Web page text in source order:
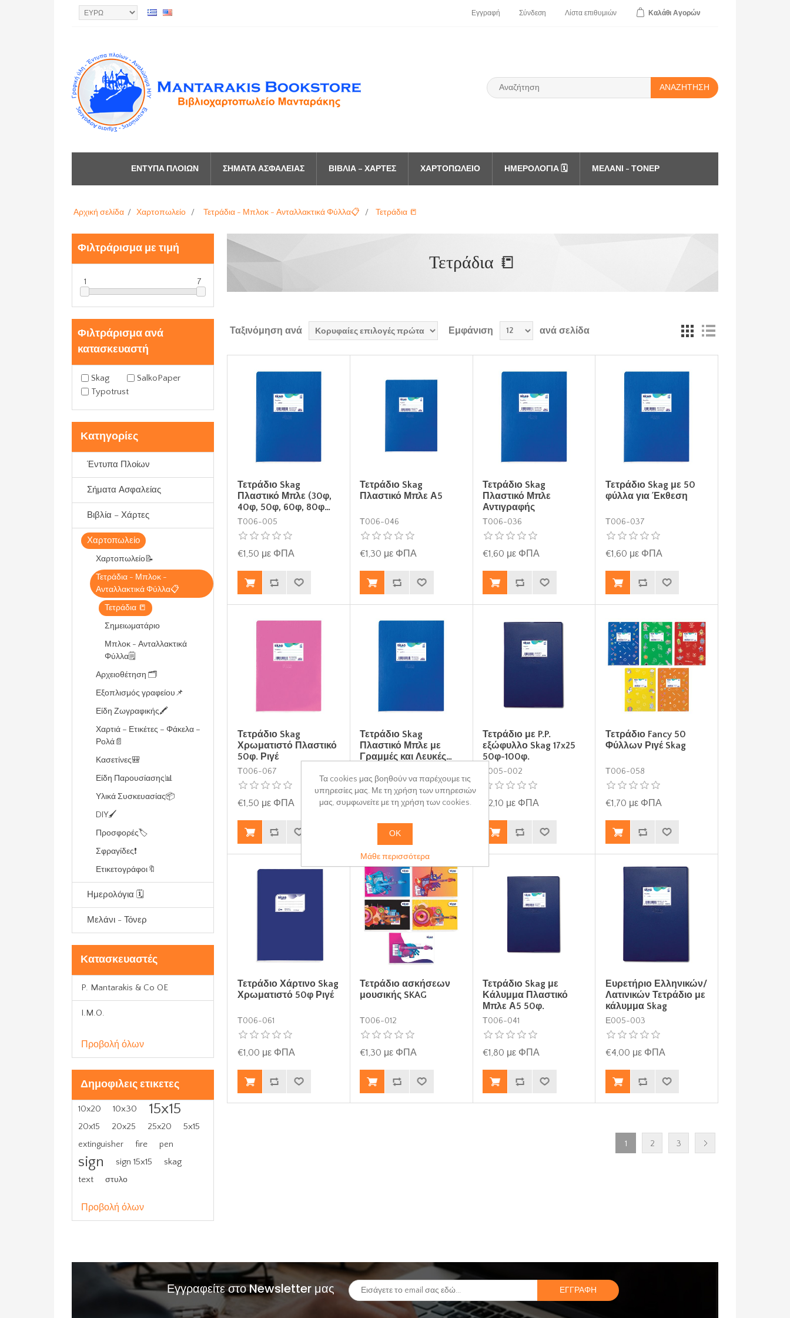
Εγγραφή Σύνδεση Λίστα επιθυμιών Καλάθι Αγορών
ΑΝΑΖΉΤΗΣΗ
ΈΝΤΥΠΑ ΠΛΟΊΩΝ ΣΉΜΑΤΑ ΑΣΦΑΛΕΊΑΣ ΒΙΒΛΊΑ – ΧΆΡΤΕΣ ΧΑΡΤΟΠΩΛΕΊΟ ΗΜΕΡΟΛΌΓΙΑ 🗓️ ΜΕΛΆΝΙ - ΤΌΝΕΡ
Αρχική σελίδα / Χαρτοπωλείο / Τετράδια - Μπλοκ - Ανταλλακτικά Φύλλα📋 / Τετράδια 📒
Φιλτράρισμα με τιμή
1 7
Φιλτράρισμα ανά
κατασκευαστή
Skag
SalkoPaper
Typotrust
Κατηγορίες
Έντυπα Πλοίων
Σήματα Ασφαλείας
Βιβλία – Χάρτες
Χαρτοπωλείο
Χαρτοπωλείο📝
Τετράδια - Μπλοκ -
Ανταλλακτικά Φύλλα📋
Τετράδια 📒
Σημειωματάριο
Μπλοκ - Ανταλλακτικά
Φύλλα🗒️
Αρχειοθέτηση 🗂️
Εξοπλισμός γραφείου📌
Είδη Ζωγραφικής🖍️
Χαρτιά – Ετικέτες – Φάκελα –
Ρολά📄
Κασετίνες🎒
Είδη Παρουσίασης📊
Υλικά Συσκευασίας📦
DIY🖌️
Προσφορές🏷️
Σφραγίδες❗
Ετικετογράφοι🔖
Ημερολόγια 🗓️
Μελάνι - Τόνερ
Κατασκευαστές
P. Mantarakis & Co OE
I.M.O.
Προβολή όλων
Δημοφιλεις ετικετες
10x20 10x30 15x15
20x15 20x25 25x20 5x15
extinguisher fire pen
sign sign 15x15
skag
text
στυλο
Προβολή όλων
Τετράδια 📒
Ταξινόμηση ανά Εμφάνιση ανά σελίδα
Τετράδιο Skag
Πλαστικό Μπλε (30φ,
40φ, 50φ, 60φ, 80φ…
Τ006-005
€1,50 με ΦΠΑ
Τετράδιο Skag
Πλαστικό Μπλε Α5
Τ006-046
€1,30 με ΦΠΑ
Τετράδιο Skag
Πλαστικό Μπλε
Αντιγραφής
Τ006-036
€1,60 με ΦΠΑ
Τετράδιο Skag με 50
φύλλα για Έκθεση
Τ006-037
€1,60 με ΦΠΑ
Τετράδιο Skag
Χρωματιστό Πλαστικό
50φ. Ριγέ
Τ006-067
€1,50 με ΦΠΑ
Τετράδιο Skag
Πλαστικό Μπλε με
Γραμμές και Λευκές…
€1,60 με ΦΠΑ
Τετράδιο με P.P.
εξώφυλλο Skag 17x25
50φ-100φ.
Ε005-002
€2,10 με ΦΠΑ
Τετράδιο Fancy 50
Φύλλων Ριγέ Skag
Τ006-058
€1,70 με ΦΠΑ
Τετράδιο Χάρτινο Skag
Χρωματιστό 50φ Ριγέ
Τ006-061
€1,00 με ΦΠΑ
Τετράδιο ασκήσεων
μουσικής SKAG
Τ006-012
€1,30 με ΦΠΑ
Τετράδιο Skag με
Κάλυμμα Πλαστικό
Μπλε Α5 50φ.
Τ006-041
€1,80 με ΦΠΑ
Ευρετήριο Ελληνικών/
Λατινικών Τετράδιο με
κάλυμμα Skag
Ε005-003
€4,00 με ΦΠΑ
1 2 3
Εγγραφείτε στο Newsletter μας
Τα cookies μας βοηθούν να παρέχουμε τις
υπηρεσίες μας. Με τη χρήση των υπηρεσιών
μας, συμφωνείτε με τη χρήση των cookies.
ΟΚ
Μάθε περισσότερα